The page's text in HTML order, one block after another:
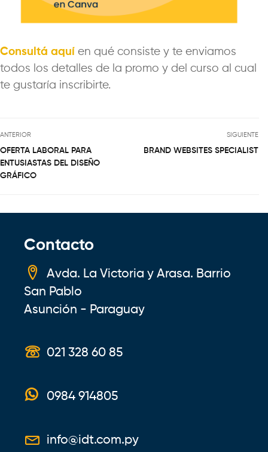
Consultá aquí en qué consiste y te enviamos
todos los detalles de la promo y del curso al cual
te gustaría inscribirte.
ANTERIOR
OFERTA LABORAL PARA
ENTUSIASTAS DEL DISEÑO
GRÁFICO
SIGUIENTE
BRAND WEBSITES SPECIALIST
Contacto
Avda. La Victoria y Arasa. Barrio
San Pablo
Asunción - Paraguay
021 328 60 85
0984 914805
info@idt.com.py